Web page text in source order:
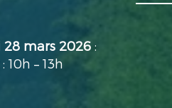
28 mars 2026:
– 13h